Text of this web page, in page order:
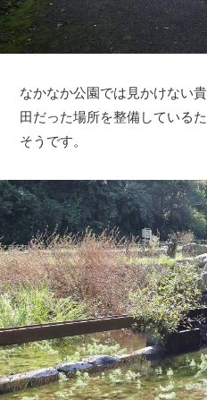
なかなか公園では見かけない
田だった場所を整備している
そうです。